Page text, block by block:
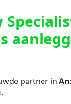
partner in
.